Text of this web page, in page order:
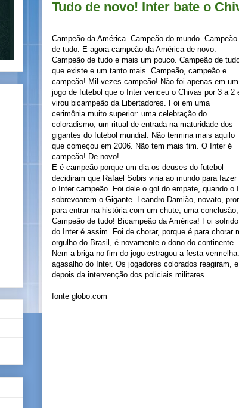
Tudo de novo! Inter bate o
Campeão da América. Campeão do mundo. Campeão
de tudo. E agora campeão da América de novo.
Campeão de tudo e mais um pouco. Campeão de
que existe e um tanto mais. Campeão, campeão e
campeão! Mil vezes campeão! Não foi apenas em um
jogo de futebol que o Inter venceu o Chivas por 3 a 2
virou bicampeão da Libertadores. Foi em uma
cerimônia muito superior: uma celebração do
coloradismo, um ritual de entrada na maturidade dos
gigantes do futebol mundial. Não termina mais aquilo
que começou em 2006. Não tem mais fim. O Inter é
campeão! De novo!
E é campeão porque um dia os deuses do futebol
decidiram que Rafael Sobis viria ao mundo para fazer
o Inter campeão. Foi dele o gol do empate, quando
sobrevoarem o Gigante. Leandro Damião, novato,
para entrar na história com um chute, uma
Campeão de tudo! Bicampeão da América! Foi
do Inter é assim. Foi de chorar, porque é para chorar
orgulho do Brasil, é novamente o dono do continente.
Nem a briga no fim do jogo estragou a festa
agasalho do Inter. Os jogadores colorados reagiram,
depois da intervenção dos policiais militares.
fonte globo.com